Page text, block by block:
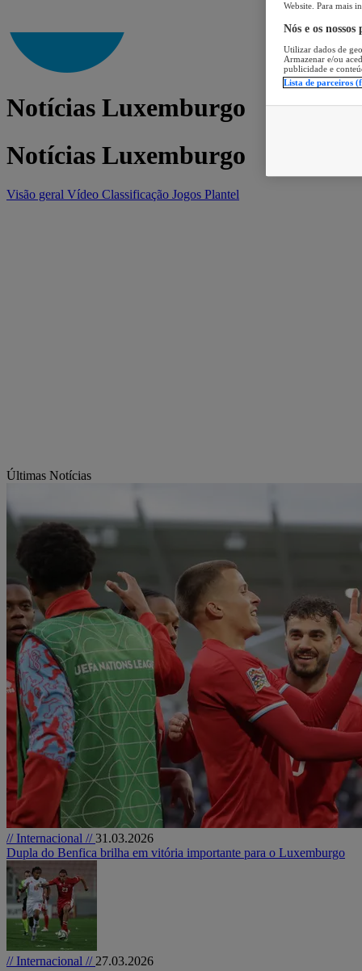
Notícias Luxemburgo
Notícias Luxemburgo
Visão geral Vídeo Classificação Jogos Plantel
Últimas Notícias
// Internacional //31.03.2026
Dupla do Benfica brilha em vitória importante para o Luxemburgo
// Internacional // 27.03.2026
Website. Para mais
Nós e os
Utilizar dados de
Armazenar e/ou
publicidade e
Lista de parceiros